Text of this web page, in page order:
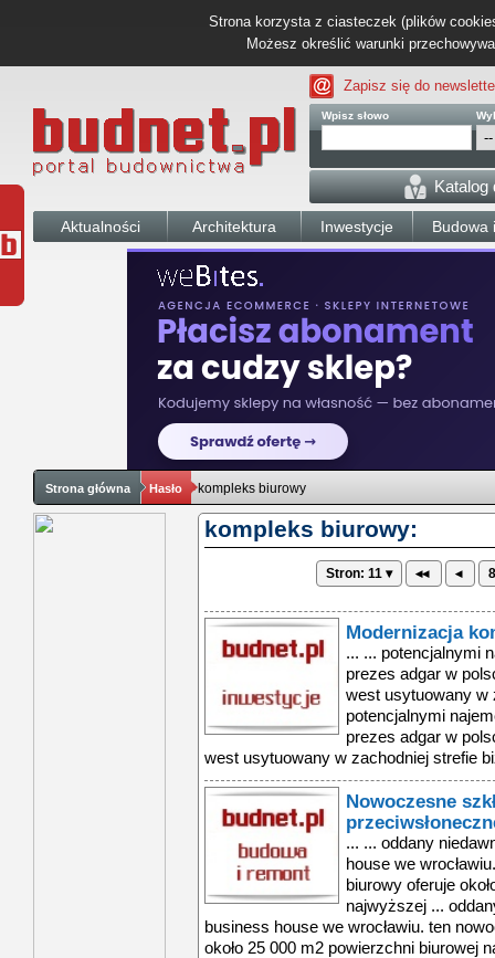
Strona korzysta z ciasteczek (plików
Możesz określić warunki
Zapisz się do
Wpisz słowo
Katalog
Aktualności Architektura Inwestycje Budowa
Strona główna Hasło kompleks biurowy
kompleks biurowy:
Stron: 11 ▾ ◂◂ ◂ 8
Modernizacja
... ... potencjalnymi
prezes adgar w
west usytuowany w
potencjalnymi
prezes adgar w
west usytuowany w zachodniej strefie
Nowoczesne
... ... oddany
house we
biurowy oferuje
najwyższej ...
business house we wrocławiu. ten
około 25 000 m2 powierzchni biurowej